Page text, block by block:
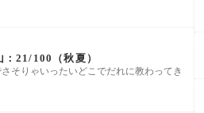
21/100（秋夏）
そりゃいったいどこでだれに教わってき